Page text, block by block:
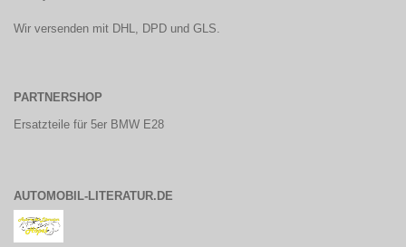
Wir versenden mit DHL, DPD und GLS.
PARTNERSHOP
Ersatzteile für 5er BMW E28
AUTOMOBIL-LITERATUR.DE